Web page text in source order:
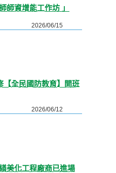
師資增能工作坊 」
2026/06/15
【全民國防教育】開班
2026/06/12
美化工程廠商已進場